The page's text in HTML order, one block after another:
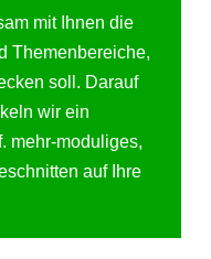
mit Ihnen die
Themenbereiche,
soll. Darauf
wir ein
mehr-moduliges,
auf Ihre